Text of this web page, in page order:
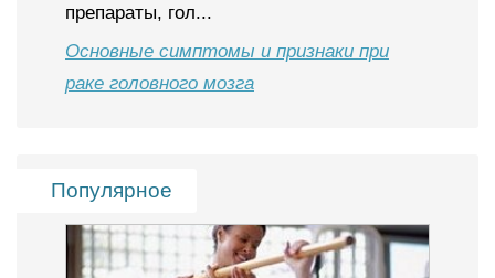
препараты, гол...
Основные симптомы и признаки при
раке головного мозга
Популярное